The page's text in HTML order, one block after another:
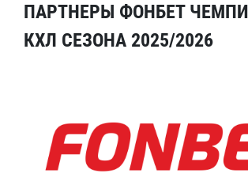
ПАРТНЕРЫ ФОНБЕТ
КХЛ СЕЗОНА 2025/2026